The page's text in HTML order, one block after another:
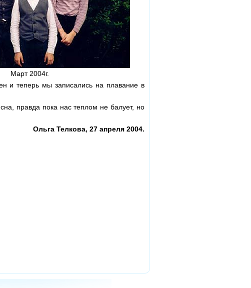
Март 2004г.
и теперь мы записались на плавание в
правда пока нас теплом не балует, но
Ольга Телкова, 27 апреля 2004.